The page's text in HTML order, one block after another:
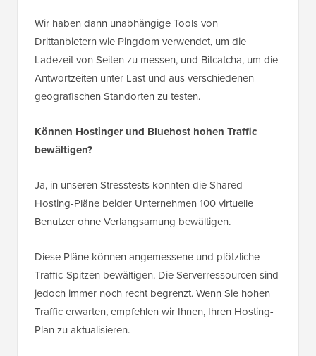
Wir haben dann unabhängige Tools von
Drittanbietern wie Pingdom verwendet, um die
Ladezeit von Seiten zu messen, und Bitcatcha, um die
Antwortzeiten unter Last und aus verschiedenen
geografischen Standorten zu testen.
Können Hostinger und Bluehost hohen Traffic
bewältigen?
Ja, in unseren Stresstests konnten die Shared-
Hosting-Pläne beider Unternehmen 100 virtuelle
Benutzer ohne Verlangsamung bewältigen.
Diese Pläne können angemessene und plötzliche
Traffic-Spitzen bewältigen. Die Serverressourcen sind
jedoch immer noch recht begrenzt. Wenn Sie hohen
Traffic erwarten, empfehlen wir Ihnen, Ihren Hosting-
Plan zu aktualisieren.